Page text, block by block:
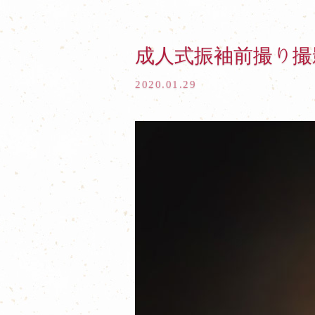
成人式振袖前撮り
2020.01.29